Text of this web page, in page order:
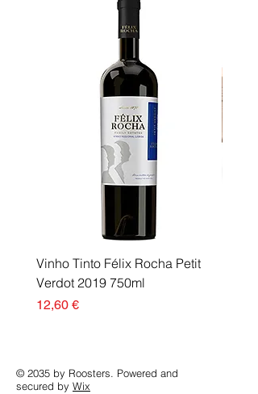
Vinho Tinto Félix Rocha Petit
Verdot 2019 750ml
Preço
12,60 €
© 2035 by Roosters. Powered and
secured by Wix